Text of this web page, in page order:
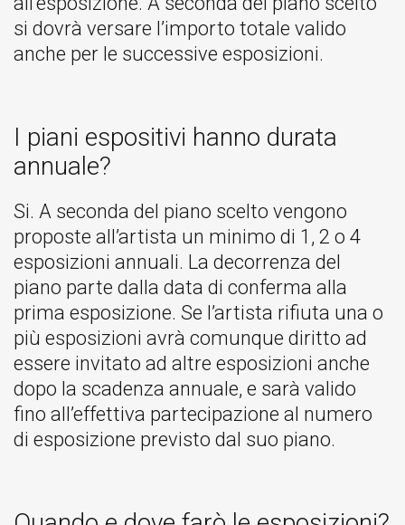
si dovrà versare l’importo totale valido
anche per le successive esposizioni.
I piani espositivi hanno durata
annuale?
Si. A seconda del piano scelto vengono
proposte all’artista un minimo di 1, 2 o 4
esposizioni annuali. La decorrenza del
piano parte dalla data di conferma alla
prima esposizione. Se l’artista rifiuta una o
più esposizioni avrà comunque diritto ad
essere invitato ad altre esposizioni anche
dopo la scadenza annuale, e sarà valido
fino all’effettiva partecipazione al numero
di esposizione previsto dal suo piano.